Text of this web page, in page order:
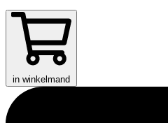
in winkelmand